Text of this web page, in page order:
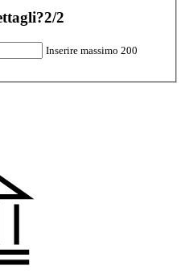
2/2
Inserire massimo 200